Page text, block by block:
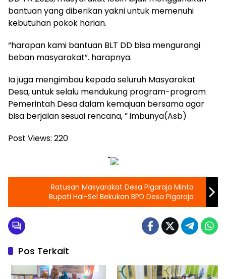
bantuan yang diberikan yakni untuk memenuhi
kebutuhan pokok harian.
“harapan kami bantuan BLT DD bisa mengurangi
beban masyarakat”. harapnya.
Ia juga mengimbau kepada seluruh Masyarakat
Desa, untuk selalu mendukung program-program
Pemerintah Desa dalam kemajuan bersama agar
bisa berjalan sesuai rencana, ” imbunya(Asb)
Post Views: 220
"
Ratusan Masyarakat Desa Pigaraja Minta
Bupati Hal-Sel Bekukan BPD Desa Pigaraja
Pos Terkait